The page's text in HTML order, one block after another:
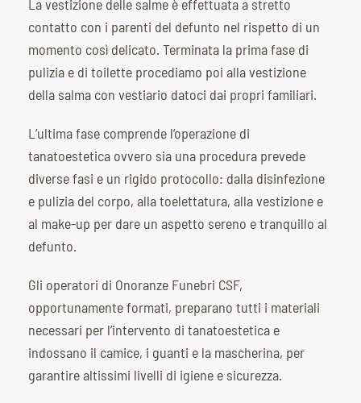
La vestizione delle salme è effettuata a stretto
contatto con i parenti del defunto nel rispetto di un
momento così delicato. Terminata la prima fase di
pulizia e di toilette procediamo poi alla vestizione
della salma con vestiario datoci dai propri familiari.
L’ultima fase comprende l’operazione di
tanatoestetica ovvero sia una procedura prevede
diverse fasi e un rigido protocollo: dalla disinfezione
e pulizia del corpo, alla toelettatura, alla vestizione e
al make-up per dare un aspetto sereno e tranquillo al
defunto.
Gli operatori di Onoranze Funebri CSF,
opportunamente formati, preparano tutti i materiali
necessari per l’intervento di tanatoestetica e
indossano il camice, i guanti e la mascherina, per
garantire altissimi livelli di igiene e sicurezza.